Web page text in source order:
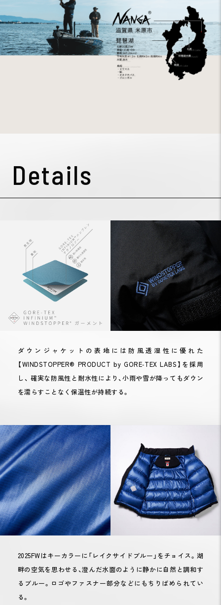
Details
ダウンジャケットの表地には防風透湿性に優れた
【WINDSTOPPER® PRODUCT by GORE‑TEX LABS】を採用
し、 確実な防風性と耐水性により、小雨や雪が降ってもダウン
を濡らすことなく保温性が持続する。
2025FWはキーカラーに「レイクサイドブルー」をチョイス。湖
畔の空気を思わせる、澄んだ水面のように静かに自然と調和す
るブルー。ロゴやファスナー部分などにもちりばめられてい
る。